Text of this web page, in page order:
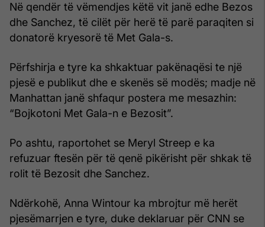
Në qendër të vëmendjes këtë vit janë edhe Bezos
dhe Sanchez, të cilët për herë të parë paraqiten si
donatorë kryesorë të Met Gala-s.
Përfshirja e tyre ka shkaktuar pakënaqësi te një
pjesë e publikut dhe e skenës së modës; madje në
Manhattan janë shfaqur postera me mesazhin:
“Bojkotoni Met Gala-n e Bezosit”.
Po ashtu, raportohet se Meryl Streep e ka
refuzuar ftesën për të qenë pikërisht për shkak të
rolit të Bezosit dhe Sanchez.
Ndërkohë, Anna Wintour ka mbrojtur më herët
pjesëmarrjen e tyre, duke deklaruar për CNN se